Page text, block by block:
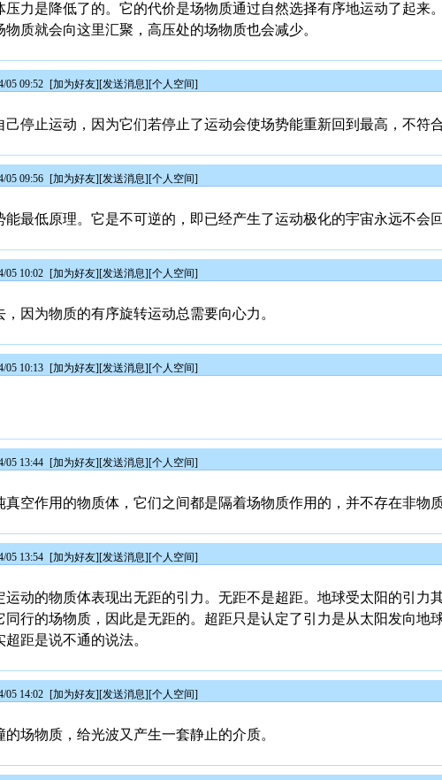
压力是降低了的。它的代价是场物质通过自然选择有序地运动了起来
质就会向这里汇聚，高压处的场物质也会减少。
05 09:52 [加为好友][发送消息][个人空间]
停止运动，因为它们若停止了运动会使场势能重新回到最高，不符
05 09:56 [加为好友][发送消息][个人空间]
最低原理。它是不可逆的，即已经产生了运动极化的宇宙永远不会
05 10:02 [加为好友][发送消息][个人空间]
因为物质的有序旋转运动总需要向心力。
05 10:13 [加为好友][发送消息][个人空间]
05 13:44 [加为好友][发送消息][个人空间]
空作用的物质体，它们之间都是隔着场物质作用的，并不存在非物质
05 13:54 [加为好友][发送消息][个人空间]
动的物质体表现出无距的引力。无距不是超距。地球受太阳的引力
行的场物质，因此是无距的。超距只是认定了引力是从太阳发向地
距是说不通的说法。
05 14:02 [加为好友][发送消息][个人空间]
场物质，给光波又产生一套静止的介质。